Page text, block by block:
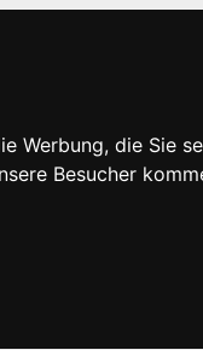
Werbung, die Sie
Besucher